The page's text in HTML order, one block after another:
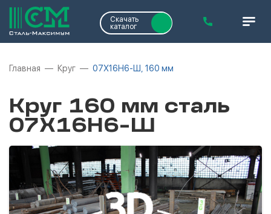
Скачать
каталог
Главная Круг 07Х16Н6-Ш, 160 мм
Круг 160 мм сталь
07Х16Н6-Ш